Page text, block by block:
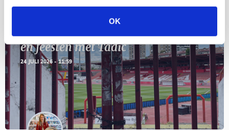
OK
en feesten met Tadic
24 JULI 2026 - 11:59